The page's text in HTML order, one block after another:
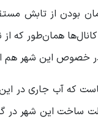
امان بودن از تابش
کانال‌ها همان‌طور که
خصوص این شهر هم
که آب جاری در
ساخت این شهر در